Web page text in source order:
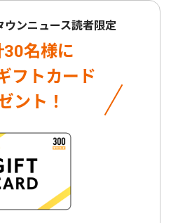
ウンニュース読者限定
名様に
フトカード
ント！